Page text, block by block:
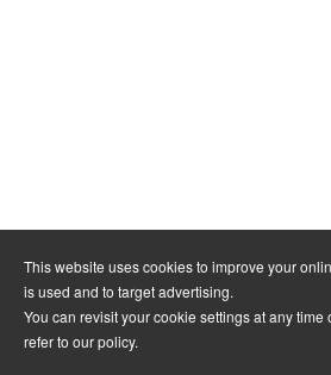
This website uses cookies to improve your
is used and to target advertising.
You can revisit your cookie settings at any
refer to our policy.